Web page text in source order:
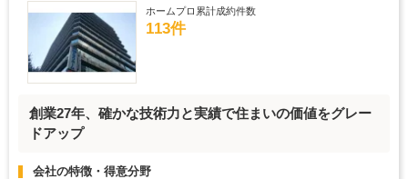
ホームプロ累計成約件数
113件
創業27年、確かな技術力と実績で住まいの価値をグレー
ドアップ
会社の特徴・得意分野